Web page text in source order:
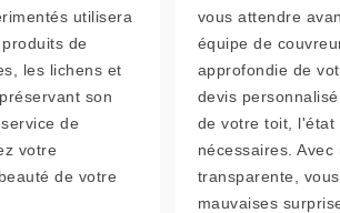
utilisera
de
les lichens et
son
de
votre
de votre
vous attendre
équipe de
approfondie de
devis
de votre toit, l'état
nécessaires.
transparente,
mauvaises